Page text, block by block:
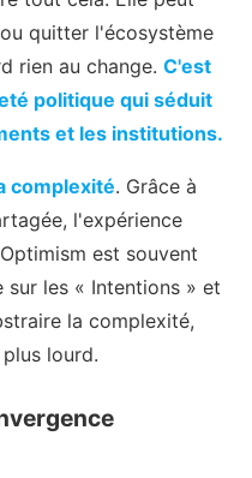
quitter l'écosystème
rien au change. C'est
politique qui séduit
et les institutions.
complexité. Grâce à
l'expérience
est souvent
les « Intentions » et
la complexité,
lourd.